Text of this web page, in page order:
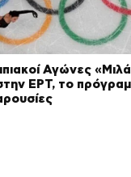
Αγώνες
ΕΡΤ, το